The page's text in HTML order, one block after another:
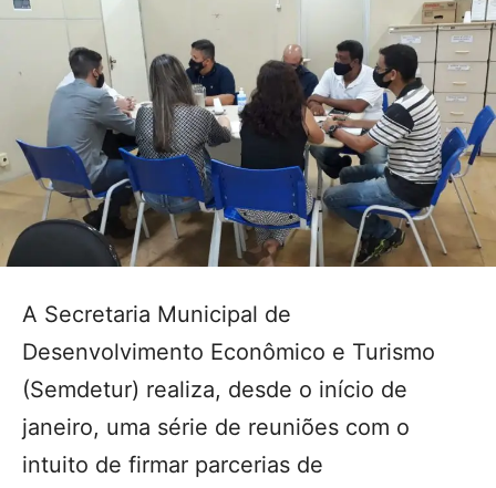
A Secretaria Municipal de
Desenvolvimento Econômico e Turismo
(Semdetur) realiza, desde o início de
janeiro, uma série de reuniões com o
intuito de firmar parcerias de